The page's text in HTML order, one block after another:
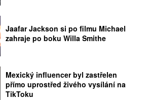
Jaafar Jackson si po filmu Michael
zahraje po boku Willa Smithe
Mexický influencer byl zastřelen
přímo uprostřed živého vysílání na
TikToku